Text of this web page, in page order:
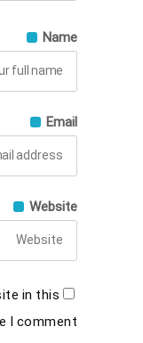
Name
Email
Website
in this
I comment.